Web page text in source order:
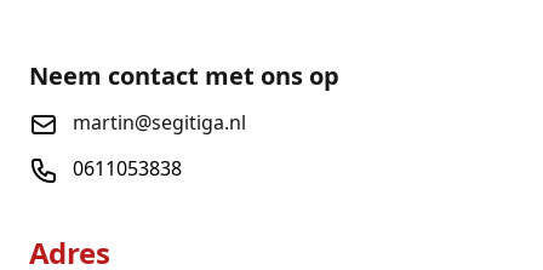
Neem contact met ons op
martin@segitiga.nl
0611053838
Adres